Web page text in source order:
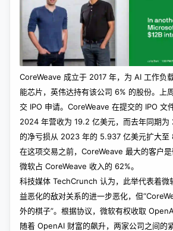
CoreWeave 成立于 2017 年，为 AI 工作负
能芯片，英伟达持有该公司 6% 的股份。上
交 IPO 申请。CoreWeave 在提交的 IPO 文
2024 年营收为 19.2 亿美元，而去年同期
的净亏损从 2023 年的 5.937 亿美元扩大至
在这项交易之前，CoreWeave 最大的客户是
微软占 CoreWeave 收入的 62%。
科技媒体 TechCrunch 认为，此举代表着微
益恶化的敌对关系的进一步恶化，但
外的棋子”。根据协议，微软有权收取
随着 OpenAI 财富的飙升，两家公司之间的